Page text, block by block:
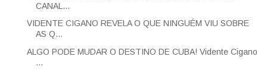
CANAL...
VIDENTE CIGANO REVELA O QUE NINGUÉM VIU SOBRE
AS Q...
ALGO PODE MUDAR O DESTINO DE CUBA! Vidente Cigano
...